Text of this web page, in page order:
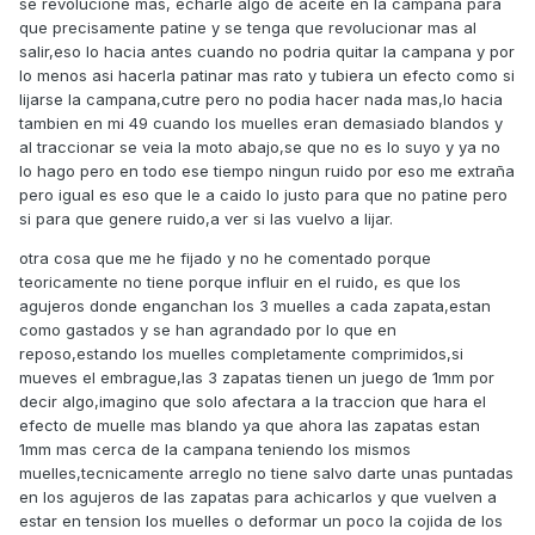
marcha nada,tiene que ser las zapatas o algo al friccionar
con la campana pero no entiendo que puede ser porque
despues no lo hace y solo hay zapatas y campana en esta
historia,antes no lo hacia y al limpiarlo y montarlo lo hace y
cada vez mas??????? ayer intente quitar el tornillo y otra
vez apretado para submarinos asique no pude quitarlo jejje
pero no vi nada suelto y la tuerca,ni holguras ni nada,ni
campana mal puesta ni nada raro,la moto iba bien desde
que lo monte y empezo a salirle el ruido poco a poco y
cada vez mas y estoy acojonado
se revolucione mas, echarle algo de aceite en la campana para
que precisamente patine y se tenga que revolucionar mas al
salir,eso lo hacia antes cuando no podria quitar la campana y por
lo menos asi hacerla patinar mas rato y tubiera un efecto como si
lijarse la campana,cutre pero no podia hacer nada mas,lo hacia
tambien en mi 49 cuando los muelles eran demasiado blandos y
al traccionar se veia la moto abajo,se que no es lo suyo y ya no
lo hago pero en todo ese tiempo ningun ruido por eso me extraña
pero igual es eso que le a caido lo justo para que no patine pero
si para que genere ruido,a ver si las vuelvo a lijar.
otra cosa que me he fijado y no he comentado porque
teoricamente no tiene porque influir en el ruido, es que los
agujeros donde enganchan los 3 muelles a cada zapata,estan
como gastados y se han agrandado por lo que en
reposo,estando los muelles completamente comprimidos,si
mueves el embrague,las 3 zapatas tienen un juego de 1mm por
decir algo,imagino que solo afectara a la traccion que hara el
efecto de muelle mas blando ya que ahora las zapatas estan
1mm mas cerca de la campana teniendo los mismos
muelles,tecnicamente arreglo no tiene salvo darte unas puntadas
en los agujeros de las zapatas para achicarlos y que vuelven a
estar en tension los muelles o deformar un poco la cojida de los